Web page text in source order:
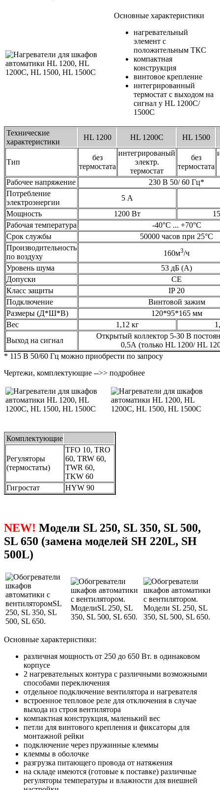
Основные характеристики
нагревательный
элемент с
положительным ТКС
компактная
конструкция
винтовое крепление
интегрированный
термостат с выходом на
сигнал у HL 1200С/
1500С
Технические
характеристики
HL 1200 HL 1200C HL 1500
Тип
без
термостата
интегрированый
электр.
термостат
без
термостата
Рабочее напряжение
230 В 50/ 60 Гц*
Потребление
электроэнергии
5 А
Мощность
1200 Вт
Рабочая температура
-40°С ... +70°С
Срок службы
50000 часов при 25°С
Производительность
по воздуху
160м3/ч
Уровень шума
53 дБ (А)
Допуски
СЕ
Класс защиты
IP 20
Подключение
Винтовой зажим
Размеры (Д*Ш*В)
120*95*165 мм
Вес
1,12 кг
Выход на сигнал
Открытый коллектор 5-30 В
0,5А (только HL 1200/ HL
* 115 В 50/60 Гц можно приобрести по запросу
Чертежи, комплектующие -->> подробнее
Комплектующие
Регуляторы
(термостаты)
TFO 10, TRO
60, TRW 60,
TWR 60,
TKW 60
Гигростат
HYW 90
NEW! Модели SL 250, SL 350, SL 500,
SL 650 (замена моделей SН 220L, SН
500L)
Основные характеристики:
различная мощность от 250 до 650 Вт. в одинаковом
корпусе
2 нагревательных контура с различными возможными
способами переключения
отдельное подключение вентилятора и нагревателя
встроенное тепловое реле для отключения в случае
выхода из строя вентилятора
компактная конструкция, маленький вес
петли для винтового крепления и фиксаторы для
монтажной рейки
подключение через пружинные клеммы
клеммы в оболочке
разгрузка питающего провода от натяжения
на складе имеются (готовые к поставке) различные
регуляторы температуры и влажности для внешней